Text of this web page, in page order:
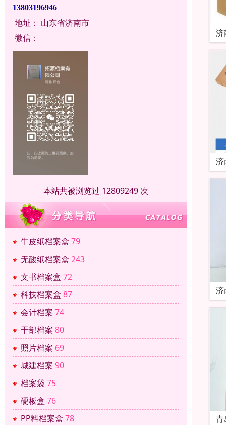
13803196946
地址： 山东省济南市
微信：
本站共被浏览过 12809249 次
牛皮纸档案盒 79
无酸纸档案盒 243
文书档案盒 72
科技档案盒 87
会计档案 74
干部档案 80
照片档案 69
城建档案 90
档案袋 75
硬板盒 76
PP料档案盒 78
济
济
济
青